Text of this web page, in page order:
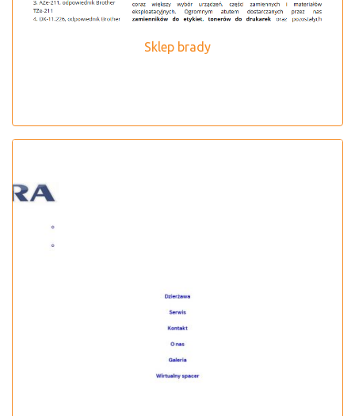
Sklep brady